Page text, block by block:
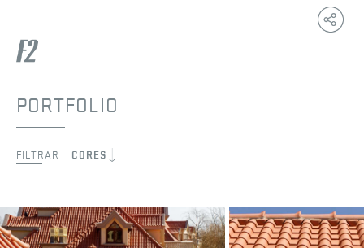
Copy
Link
PORTFOLIO
FILTRAR CORES